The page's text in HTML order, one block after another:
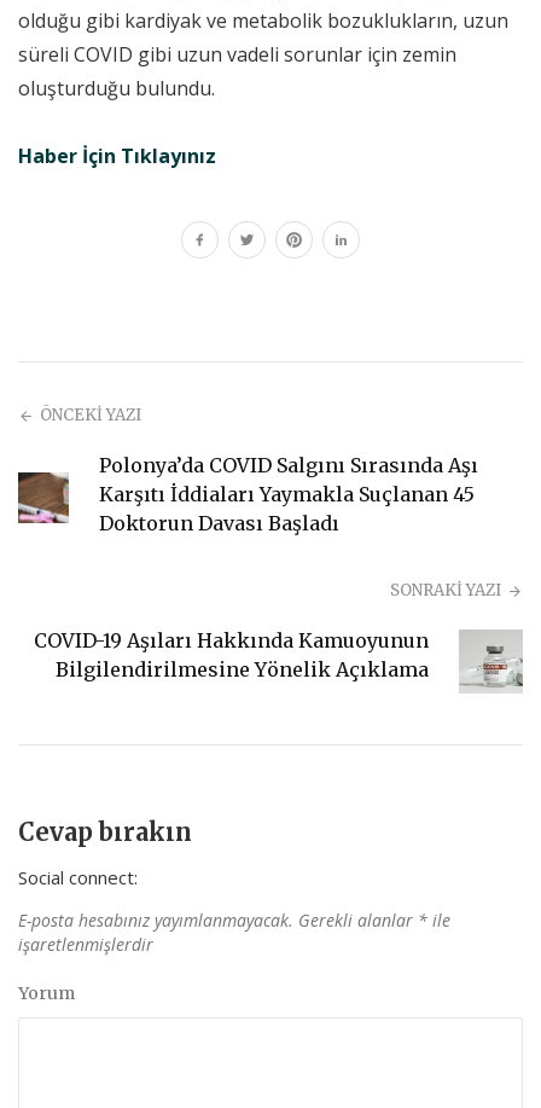
olduğu gibi kardiyak ve metabolik bozuklukların, uzun
süreli COVID gibi uzun vadeli sorunlar için zemin
oluşturduğu bulundu.
Haber İçin Tıklayınız
ÖNCEKİ YAZI
Polonya’da COVID Salgını Sırasında Aşı
Karşıtı İddiaları Yaymakla Suçlanan 45
Doktorun Davası Başladı
SONRAKİ YAZI
COVID-19 Aşıları Hakkında Kamuoyunun
Bilgilendirilmesine Yönelik Açıklama
Cevap bırakın
Social connect:
E-posta hesabınız yayımlanmayacak. Gerekli alanlar * ile
işaretlenmişlerdir
Yorum